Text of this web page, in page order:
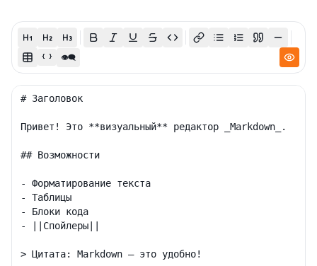
{ } 👁‍🗨